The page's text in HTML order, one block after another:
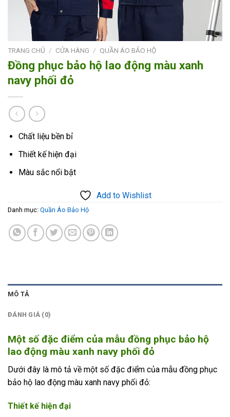
TRANG CHỦ / CỬA HÀNG / QUẦN ÁO BẢO HỘ
Đồng phục bảo hộ lao động màu xanh
navy phối đỏ
Chất liệu bền bỉ
Thiết kế hiện đại
Màu sắc nổi bật
Add to Wishlist
Danh mục: Quần Áo Bảo Hộ
MÔ TẢ
ĐÁNH GIÁ (0)
Một số đặc điểm của mẫu đồng phục bảo hộ
lao động màu xanh navy phối đỏ
Dưới đây là mô tả về một số đặc điểm của mẫu đồng phục
bảo hộ lao động màu xanh navy phối đỏ:
Thiết kế hiện đại